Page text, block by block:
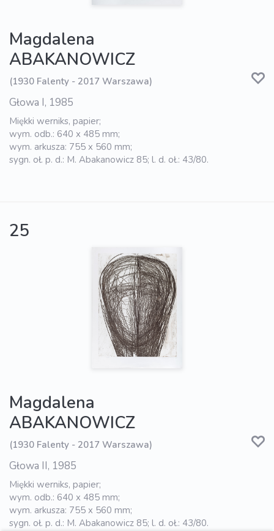
Magdalena
ABAKANOWICZ
(1930 Falenty - 2017 Warszawa)
Głowa I, 1985
Miękki werniks, papier;
wym. odb.: 640 x 485 mm;
wym. arkusza: 755 x 560 mm;
sygn. oł. p. d.: M. Abakanowicz 85; l. d. oł.: 43/80.
25
Magdalena
ABAKANOWICZ
(1930 Falenty - 2017 Warszawa)
Głowa II, 1985
Miękki werniks, papier;
wym. odb.: 640 x 485 mm;
wym. arkusza: 755 x 560 mm;
sygn. oł. p. d.: M. Abakanowicz 85; l. d. oł.: 43/80.